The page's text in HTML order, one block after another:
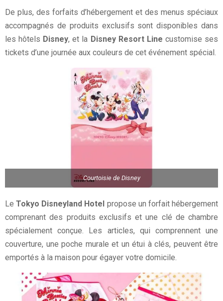
De plus, des forfaits d’hébergement et des menus spéciaux
accompagnés de produits exclusifs sont disponibles dans
les hôtels Disney, et la Disney Resort Line customise ses
tickets d’une journée aux couleurs de cet événement spécial.
Courtoisie de Disney
Le Tokyo Disneyland Hotel propose un forfait hébergement
comprenant des produits exclusifs et une clé de chambre
spécialement conçue. Les articles, qui comprennent une
couverture, une poche murale et un étui à clés, peuvent être
emportés à la maison pour égayer votre domicile.